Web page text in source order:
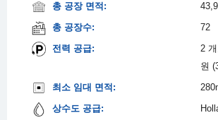
총 공장 면적:
총 공장수:
72
전력 공급:
2
원
최소 임대 면적:
상수도 공급: